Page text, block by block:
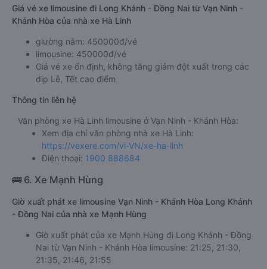
Giá vé xe limousine đi Long Khánh - Đồng Nai từ Vạn Ninh -
Khánh Hòa của nhà xe Hà Linh
giường nằm: 450000đ/vé
limousine: 450000đ/vé
Giá vé xe ổn định, không tăng giảm đột xuất trong các
dịp Lễ, Tết cao điểm
Thông tin liên hệ
Văn phòng xe Hà Linh limousine ở Vạn Ninh - Khánh Hòa:
Xem địa chỉ văn phòng nhà xe Hà Linh:
https://vexere.com/vi-VN/xe-ha-linh
Điện thoại: 1900 888684
🚌 6. Xe Mạnh Hùng
Giờ xuất phát xe limousine Vạn Ninh - Khánh Hòa Long Khánh
- Đồng Nai của nhà xe Mạnh Hùng
Giờ xuất phát của xe Mạnh Hùng đi Long Khánh - Đồng
Nai từ Vạn Ninh - Khánh Hòa limousine: 21:25, 21:30,
21:35, 21:46, 21:55